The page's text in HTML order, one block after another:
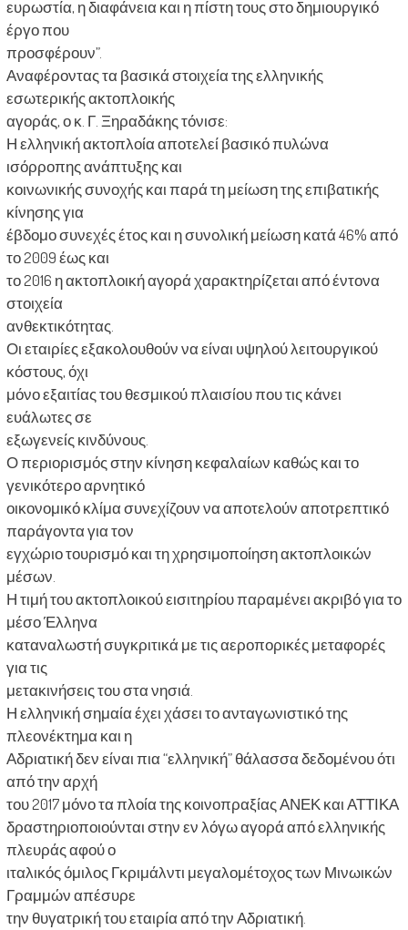
ευρωστία, η διαφάνεια και η πίστη τους στο δημιουργικό
έργο που
προσφέρουν”.
Αναφέροντας τα βασικά στοιχεία της ελληνικής
εσωτερικής ακτοπλοικής
αγοράς, ο κ. Γ. Ξηραδάκης τόνισε:
Η ελληνική ακτοπλοία αποτελεί βασικό πυλώνα
ισόρροπης ανάπτυξης και
κοινωνικής συνοχής και παρά τη μείωση της επιβατικής
κίνησης για
έβδομο συνεχές έτος και η συνολική μείωση κατά 46% από
το 2009 έως και
το 2016 η ακτοπλοική αγορά χαρακτηρίζεται από έντονα
στοιχεία
ανθεκτικότητας.
Οι εταιρίες εξακολουθούν να είναι υψηλού λειτουργικού
κόστους, όχι
μόνο εξαιτίας του θεσμικού πλαισίου που τις κάνει
ευάλωτες σε
εξωγενείς κινδύνους.
Ο περιορισμός στην κίνηση κεφαλαίων καθώς και το
γενικότερο αρνητικό
οικονομικό κλίμα συνεχίζουν να αποτελούν αποτρεπτικό
παράγοντα για τον
εγχώριο τουρισμό και τη χρησιμοποίηση ακτοπλοικών
μέσων.
Η τιμή του ακτοπλοικού εισιτηρίου παραμένει ακριβό για το
μέσο Έλληνα
καταναλωστή συγκριτικά με τις αεροπορικές μεταφορές
για τις
μετακινήσεις του στα νησιά.
Η ελληνική σημαία έχει χάσει το ανταγωνιστικό της
πλεονέκτημα και η
Αδριατική δεν είναι πια “ελληνική” θάλασσα δεδομένου ότι
από την αρχή
του 2017 μόνο τα πλοία της κοινοπραξίας ΑΝΕΚ και ΑΤΤΙΚΑ
δραστηριοποιούνται στην εν λόγω αγορά από ελληνικής
πλευράς αφού ο
ιταλικός όμιλος Γκριμάλντι μεγαλομέτοχος των Μινωικών
Γραμμών απέσυρε
την θυγατρική του εταιρία από την Αδριατική.